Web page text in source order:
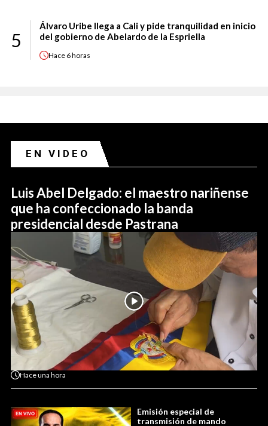
5
Álvaro Uribe llega a Cali y pide tranquilidad en inicio
del gobierno de Abelardo de la Espriella
Hace 6 horas
EN VIDEO
Luis Abel Delgado: el maestro nariñense
que ha confeccionado la banda
presidencial desde Pastrana
Haceuna hora
Emisión especial de
transmisión de mando